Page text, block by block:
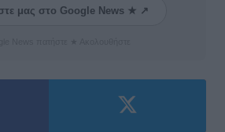
μας στο Google News ★ ↗